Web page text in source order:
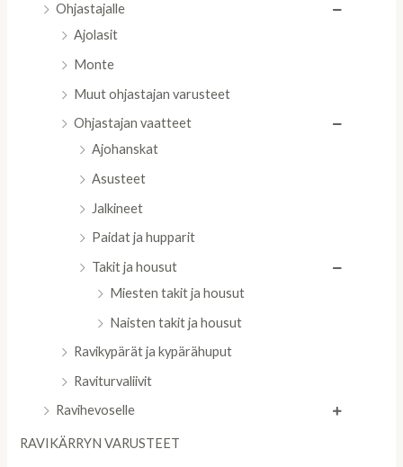
Ohjastajalle
Ajolasit
Monte
Muut ohjastajan varusteet
Ohjastajan vaatteet
Ajohanskat
Asusteet
Jalkineet
Paidat ja hupparit
Takit ja housut
Miesten takit ja housut
Naisten takit ja housut
Ravikypärät ja kypärähuput
Raviturvaliivit
Ravihevoselle
RAVIKÄRRYN VARUSTEET